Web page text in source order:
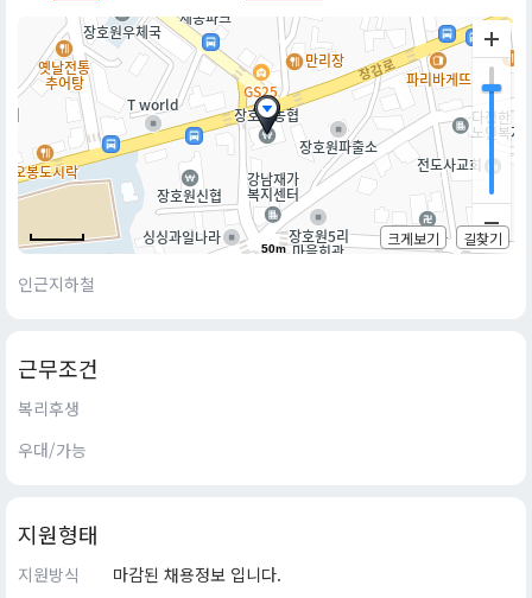
50m
크게보기 길찾기
인근지하철
근무조건
복리후생
우대/가능
지원형태
지원방식
마감된 채용정보 입니다.